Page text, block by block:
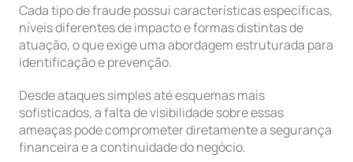
Cada tipo de fraude possui características específicas,
níveis diferentes de impacto e formas distintas de
atuação, o que exige uma abordagem estruturada para
identificação e prevenção.
Desde ataques simples até esquemas mais
sofisticados, a falta de visibilidade sobre essas
ameaças pode comprometer diretamente a segurança
financeira e a continuidade do negócio.